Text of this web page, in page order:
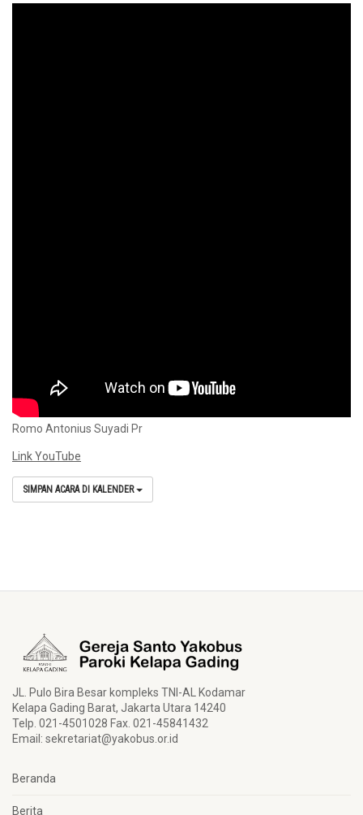
Romo Antonius Suyadi Pr
Link YouTube
SIMPAN ACARA DI KALENDER
JL. Pulo Bira Besar kompleks TNI-AL Kodamar
Kelapa Gading Barat, Jakarta Utara 14240
Telp. 021-4501028 Fax. 021-45841432
Email: sekretariat@yakobus.or.id
Beranda
Berita